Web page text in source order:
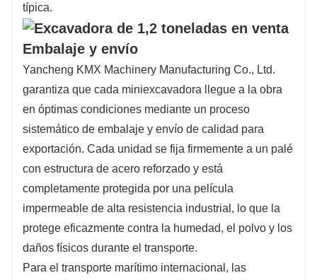
típica.
Embalaje y envío
Yancheng KMX Machinery Manufacturing Co., Ltd.
garantiza que cada miniexcavadora llegue a la obra
en óptimas condiciones mediante un proceso
sistemático de embalaje y envío de calidad para
exportación. Cada unidad se fija firmemente a un palé
con estructura de acero reforzado y está
completamente protegida por una película
impermeable de alta resistencia industrial, lo que la
protege eficazmente contra la humedad, el polvo y los
daños físicos durante el transporte.
Para el transporte marítimo internacional, las